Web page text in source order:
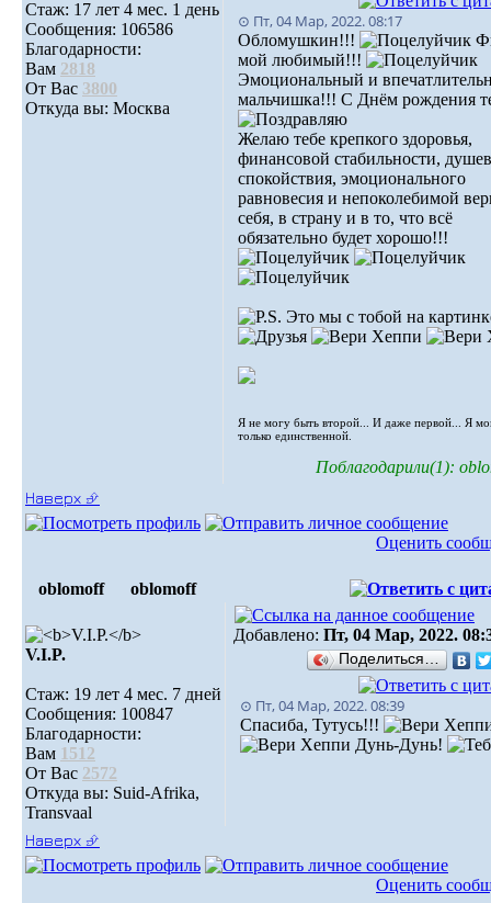
Стаж: 17 лет 4 мес. 1 день
Сообщения: 106586
Благодарности:
Вам 2818
От Вас 3800
Откуда вы: Москва
⊙ Пт, 04 Мар, 2022. 08:17
Обломушкин!!!
мой любимый!!!
Эмоциональный и
мальчишка!!! С Днём рождения
Желаю тебе крепкого здоровья,
финансовой стабильности,
спокойствия, эмоционального
равновесия и непоколебимой
себя, в страну и в то, что всё
обязательно будет хорошо!!!
Это мы с тобой на
Я не могу быть второй... И даже первой... Я
только единственной.
Поблагодарили(1):
Наверх ⮵
Оценить
oblomoff oblomoff
V.I.P.
Стаж: 19 лет 4 мес. 7 дней
Сообщения: 100847
Благодарности:
Вам 1512
От Вас 2572
Откуда вы: Suid-Afrika,
Transvaal
Добавлено: Пт, 04 Мар, 2022.
Поделиться…
⊙ Пт, 04 Мар, 2022. 08:39
Спасиба, Тутусь!!!
Дунь-Дунь!
Наверх ⮵
Оценить